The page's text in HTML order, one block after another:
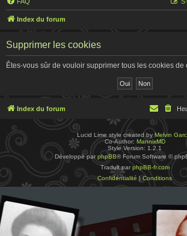
Index du forum
Supprimer les cookies
Êtes-vous sûr de vouloir supprimer tous les cookies de
Index du forum
Lucid Lime style created byMelvin
Co-Author: MannixMD
Style Version: 1.2.1
Développé par phpBB® Forum Software ©
Traduit par phpBB-fr.com
Confidentialité | Conditions